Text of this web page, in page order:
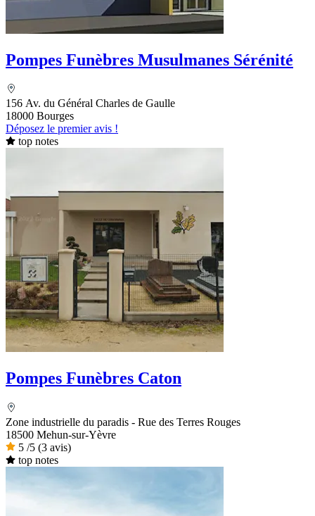
Pompes Funèbres Musulmanes Sérénité
156 Av. du Général Charles de Gaulle
18000 Bourges
Déposez le premier avis !
top notes
Pompes Funèbres Caton
Zone industrielle du paradis - Rue des Terres Rouges
18500 Mehun-sur-Yèvre
5 /5 (3 avis)
top notes